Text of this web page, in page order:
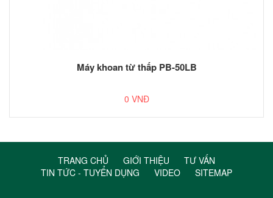
Máy khoan từ thấp PB-50LB
0 VNĐ
TRANG CHỦ GIỚI THIỆU
TƯ VẤN
TIN TỨC - TUYỂN DỤNG
VIDEO SITEMAP